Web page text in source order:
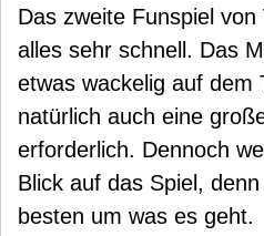
Das zweite Funspiel
alles sehr schnell. Das
etwas wackelig auf dem
natürlich auch eine
erforderlich. Dennoch
Blick auf das Spiel,
besten um was es geht.